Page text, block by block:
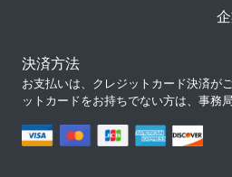
決済方法
お支払いは、クレジットカード決済が
ットカードをお持ちでない方は、事務